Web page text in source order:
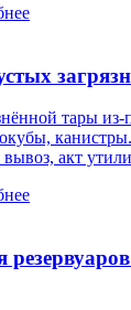
тары
акт